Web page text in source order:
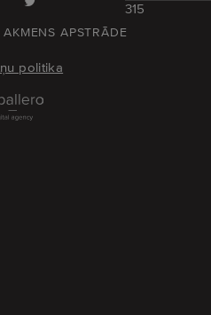
+371 29215315
APSTRĀDE
politika